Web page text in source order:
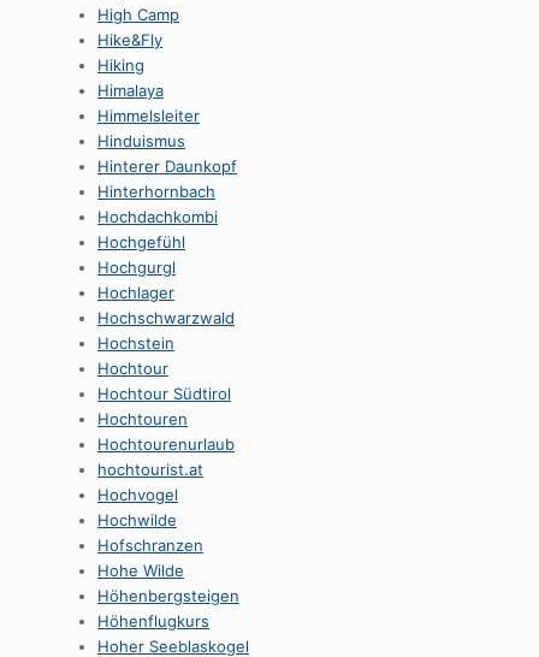
High Camp
Hike&Fly
Hiking
Himalaya
Himmelsleiter
Hinduismus
Hinterer Daunkopf
Hinterhornbach
Hochdachkombi
Hochgefühl
Hochgurgl
Hochlager
Hochschwarzwald
Hochstein
Hochtour
Hochtour Südtirol
Hochtouren
Hochtourenurlaub
hochtourist.at
Hochvogel
Hochwilde
Hofschranzen
Hohe Wilde
Höhenbergsteigen
Höhenflugkurs
Hoher Seeblaskogel